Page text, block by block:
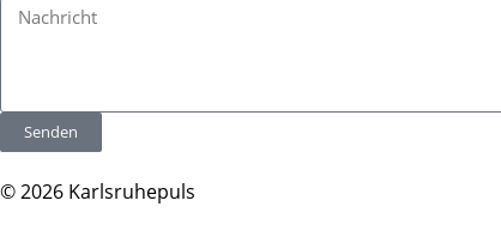
Senden
© 2026 Karlsruhepuls